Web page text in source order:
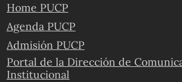
Home PUCP
Agenda PUCP
Admisión PUCP
Portal de la Dirección de
Institucional